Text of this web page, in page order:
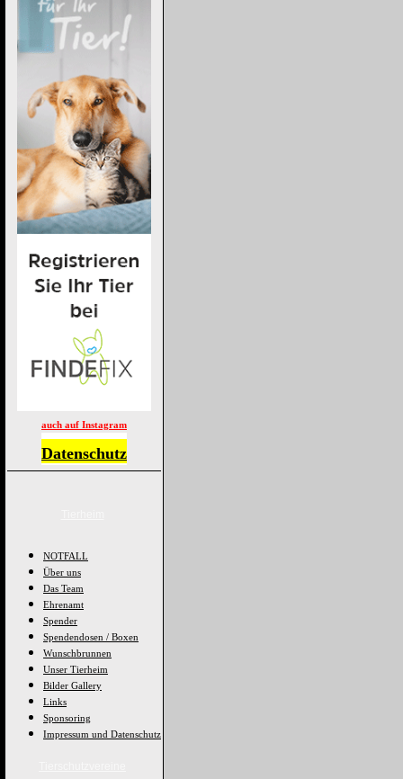
auch auf Instagram
Datenschutz
NOTFALL
Über uns
Das Team
Ehrenamt
Spender
Spendendosen / Boxen
Wunschbrunnen
Unser Tierheim
Bilder Gallery
Links
Sponsoring
Impressum und Datenschutz